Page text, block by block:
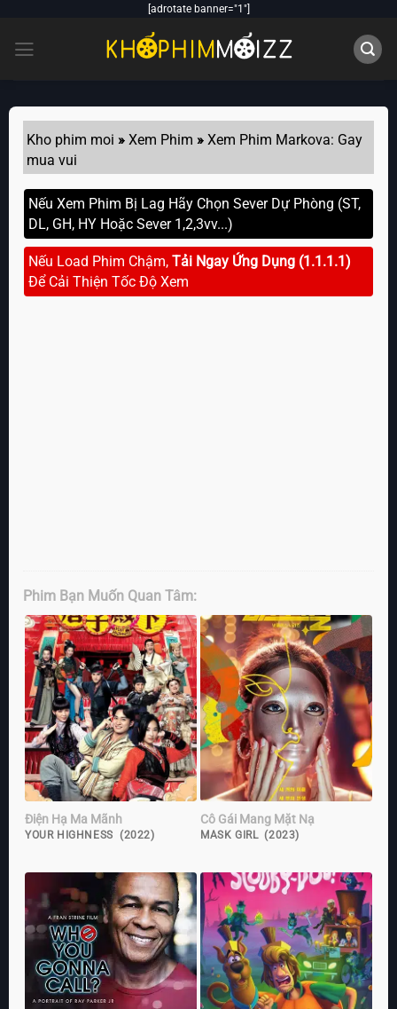
content
[adrotate banner="1"]
Kho phim moi »Xem Phim »Xem Phim Markova: Gay
mua vui
Nếu Xem Phim Bị Lag Hãy Chọn Sever Dự Phòng (ST,
DL, GH, HY Hoặc Sever 1,2,3vv...)
Nếu Load Phim Chậm,Tải Ngay Ứng Dụng (1.1.1.1)
Để Cải Thiện Tốc Độ Xem
Phim Bạn Muốn Quan Tâm:
Điện Hạ Ma Mãnh
YOUR HIGHNESS (2022)
Cô Gái Mang Mặt Nạ
MASK GIRL (2023)